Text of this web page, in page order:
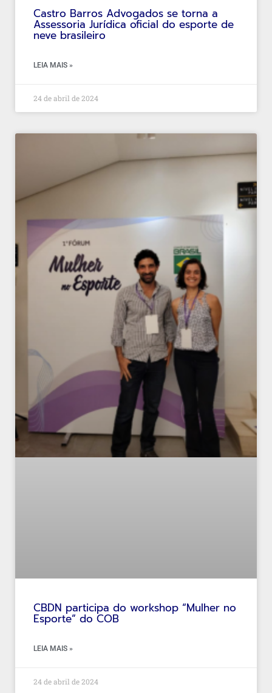
Castro Barros Advogados se torna a
Assessoria Jurídica oficial do esporte de
neve brasileiro
LEIA MAIS »
24 de abril de 2024
CBDN participa do workshop “Mulher no
Esporte” do COB
LEIA MAIS »
24 de abril de 2024